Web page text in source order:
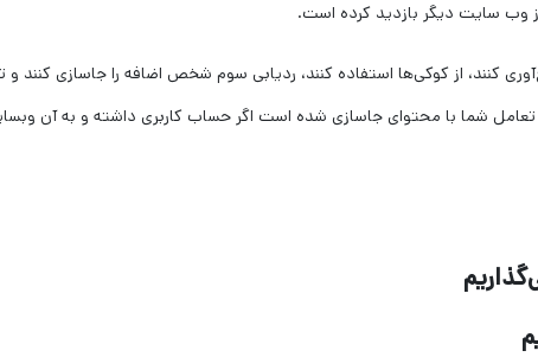
وب سایت دیگر بازدید کرده است.
کنند، از کوکی‌ها استفاده کنند، ردیابی سوم شخص اضافه را جاسازی کنند و
تعامل شما با محتوای جاسازی شده است اگر حساب کاربری داشته و به آن